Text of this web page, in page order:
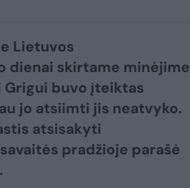
Lietuvos
dienai skirtame minėjime
buvo įteiktas
jo atsiimti jis neatvyko.
atsisakyti
pradžioje parašė